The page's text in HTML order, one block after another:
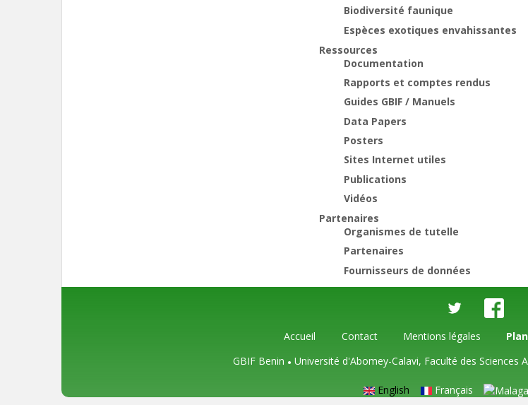
Biodiversité faunique
Espèces exotiques envahissantes
Ressources
Documentation
Rapports et comptes rendus
Guides GBIF / Manuels
Data Papers
Posters
Sites Internet utiles
Publications
Vidéos
Partenaires
Organismes de tutelle
Partenaires
Fournisseurs de données
Accueil Contact Mentions légales
GBIF Benin ● Université d'Abomey-Calavi, Faculté des Sciences
English Français